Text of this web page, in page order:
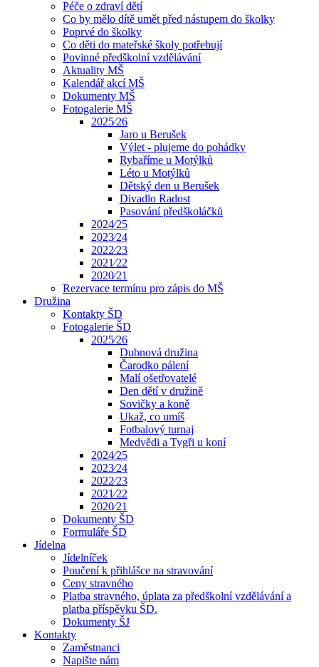
Péče o zdraví dětí
Co by mělo dítě umět před nástupem do školky
Poprvé do školky
Co děti do mateřské školy potřebují
Povinné předškolní vzdělávání
Aktuality MŠ
Kalendář akcí MŠ
Dokumenty MŠ
Fotogalerie MŠ
2025⁄26
Jaro u Berušek
Výlet - plujeme do pohádky
Rybaříme u Motýlků
Léto u Motýlků
Dětský den u Berušek
Divadlo Radost
Pasování předškoláčků
2024⁄25
2023⁄24
2022⁄23
2021⁄22
2020⁄21
Rezervace termínu pro zápis do MŠ
Družina
Kontakty ŠD
Fotogalerie ŠD
2025⁄26
Dubnová družina
Čarodko pálení
Malí ošetřovatelé
Den dětí v družině
Sovičky a koně
Ukaž, co umíš
Fotbalový turnaj
Medvědi a Tygři u koní
2024⁄25
2023⁄24
2022⁄23
2021⁄22
2020⁄21
Dokumenty ŠD
Formuláře ŠD
Jídelna
Jídelníček
Poučení k přihlášce na stravování
Ceny stravného
Platba stravného, úplata za předškolní vzdělávání a
platba příspěvku ŠD.
Dokumenty ŠJ
Kontakty
Zaměstnanci
Napište nám